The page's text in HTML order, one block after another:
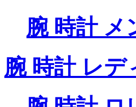
腕 時計 メ
腕 時計 レデ